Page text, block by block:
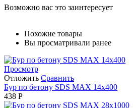
Возможно вас это заинтересует
Похожие товары
Вы просматривали ранее
Просмотр
Отложить Сравнить
Бур по бетону SDS MAX 14х400
438 Р